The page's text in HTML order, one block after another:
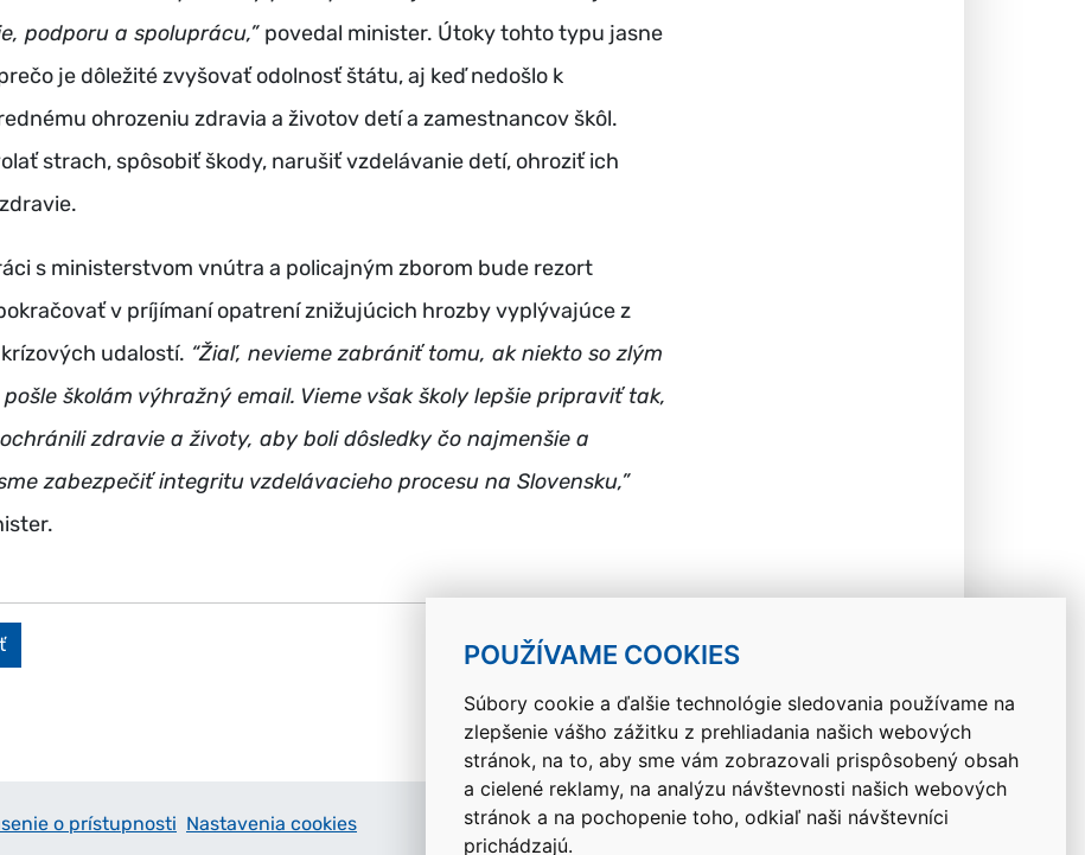
POUŽÍVAME COOKIES
Súbory cookie a ďalšie technológie sledovania používame na
zlepšenie vášho zážitku z prehliadania našich webových
stránok, na to, aby sme vám zobrazovali prispôsobený obsah
a cielené reklamy, na analýzu návštevnosti našich webových
stránok a na pochopenie toho, odkiaľ naši návštevníci
prichádzajú.
podporu a spoluprácu,” povedal minister. Útoky tohto typu jasne
je dôležité zvyšovať odolnosť štátu, aj keď nedošlo k
ohrozeniu zdravia a životov detí a zamestnancov škôl.
strach, spôsobiť škody, narušiť vzdelávanie detí, ohroziť ich
s ministerstvom vnútra a policajným zborom bude rezort
v príjímaní opatrení znižujúcich hrozby vyplývajúce z
udalostí. “Žiaľ, nevieme zabrániť tomu, ak niekto so zlým
školám výhražný email. Vieme však školy lepšie pripraviť tak,
zdravie a životy, aby boli dôsledky čo najmenšie a
zabezpečiť integritu vzdelávacieho procesu na Slovensku,”
Návrat hore
o prístupnosti Nastavenia cookies